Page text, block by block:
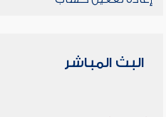
البث المباشر